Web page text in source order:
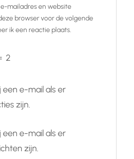
mailadres en website
browser voor de volgende
ik een reactie plaats.
2
een e-mail als er
zijn.
een e-mail als er
zijn.